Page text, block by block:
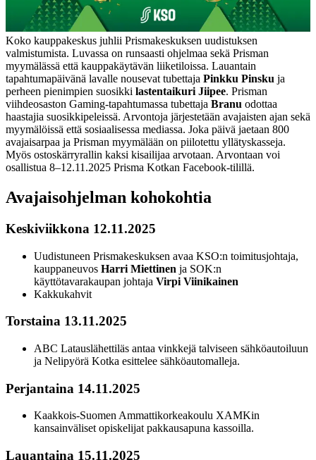
Koko kauppakeskus juhlii Prismakeskuksen uudistuksen
valmistumista. Luvassa on runsaasti ohjelmaa sekä Prisman
myymälässä että kauppakäytävän liiketiloissa. Lauantain
tapahtumapäivänä lavalle nousevat tubettaja Pinkku Pinsku ja
perheen pienimpien suosikki lastentaikuri Jiipee. Prisman
viihdeosaston Gaming-tapahtumassa tubettaja Branu odottaa
haastajia suosikkipeleissä. Arvontoja järjestetään avajaisten ajan sekä
myymälöissä että sosiaalisessa mediassa. Joka päivä jaetaan 800
avajaisarpaa ja Prisman myymälään on piilotettu yllätyskasseja.
Myös ostoskärryrallin kaksi kisailijaa arvotaan. Arvontaan voi
osallistua 8–12.11.2025 Prisma Kotkan Facebook-tilillä.
Avajaisohjelman kohokohtia
Keskiviikkona 12.11.2025
Uudistuneen Prismakeskuksen avaa KSO:n toimitusjohtaja,
kauppaneuvos Harri Miettinen ja SOK:n
käyttötavarakaupan johtaja Virpi Viinikainen
Kakkukahvit
Torstaina 13.11.2025
ABC Latauslähettiläs antaa vinkkejä talviseen sähköautoiluun
ja Nelipyörä Kotka esittelee sähköautomalleja.
Perjantaina 14.11.2025
Kaakkois-Suomen Ammattikorkeakoulu XAMKin
kansainväliset opiskelijat pakkausapuna kassoilla.
Lauantaina 15.11.2025